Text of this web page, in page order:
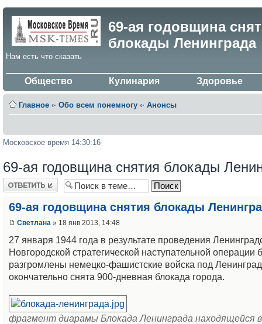
69-ая годовщина
блокады Ленинграда
Нам есть что сказать
Общество Кулинария Здоровье
Главное ‹· Обо всем понемногу ‹· Анонсы
Московское время 14:30:16
69-ая годовщина снятия блокады
Ответить
69-ая годовщина снятия блокады
Светлана » 18 янв 2013, 14:48
27 января 1944 года в результате проведения
Новгородской стратегической наступательной операции
разгромлены немецко-фашистские войска под
окончательно снята 900-дневная блокада города.
фрагмент диарамы Блокада Ленинграда находящейся